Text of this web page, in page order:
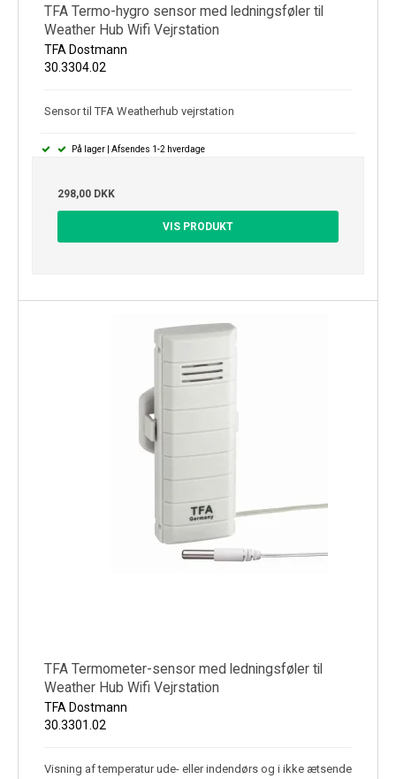
TFA Termo-hygro sensor med ledningsføler til
Weather Hub Wifi Vejrstation
TFA Dostmann
30.3304.02
Sensor til TFA Weatherhub vejrstation
På lager | Afsendes 1-2 hverdage
298,00 DKK
VIS PRODUKT
TFA Termometer-sensor med ledningsføler til
Weather Hub Wifi Vejrstation
TFA Dostmann
30.3301.02
Visning af temperatur ude- eller indendørs og i ikke ætsende